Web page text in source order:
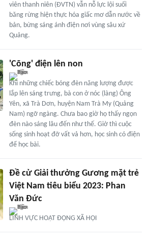
viên thanh niên (ĐVTN) vẫn nỗ lực lội suối
băng rừng hiện thực hóa giấc mơ dẫn nước về
bản, bừng sáng ánh điện nơi vùng sâu xứ
Quảng.
'Cõng' điện lên non
Khi những chiếc bóng đèn năng lượng được
lắp lên sáng trưng, bà con ở nóc (làng) Ông
Yên, xã Trà Dơn, huyện Nam Trà My (Quảng
Nam) ngỡ ngàng. Chưa bao giờ họ thấy ngọn
đèn nào sáng lâu đến như thế. Giờ thì cuộc
sống sinh hoạt đỡ vất vả hơn, học sinh có điện
để học bài.
Đề cử Giải thưởng Gương mặt trẻ
Việt Nam tiêu biểu 2023: Phan
Văn Đức
LĨNH VỰC HOẠT ĐỘNG XÃ HỘI